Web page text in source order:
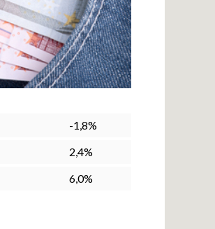
-1,8%
2,4%
6,0%